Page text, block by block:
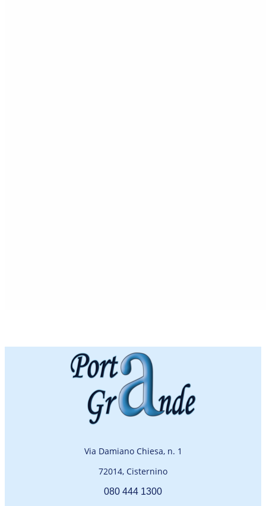
Via Damiano Chiesa, n. 1
72014, Cisternino
080 444 1300